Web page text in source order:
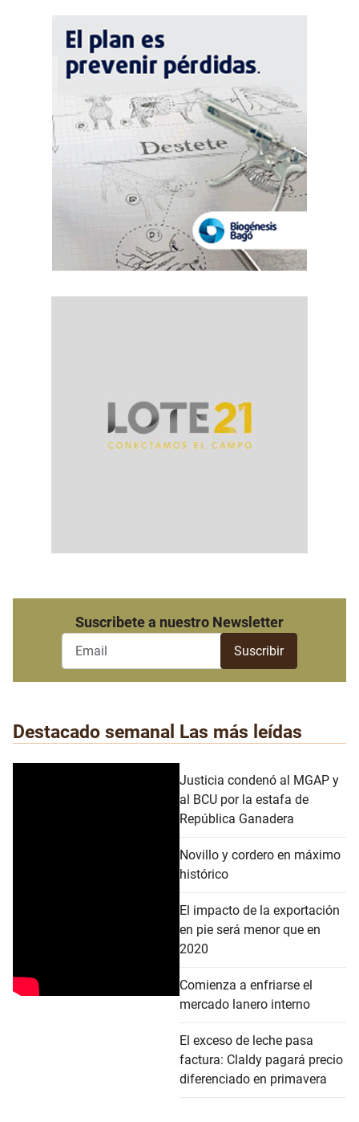
Suscribete a nuestro Newsletter
Destacado semanal Las más leídas
Justicia condenó al MGAP y
al BCU por la estafa de
República Ganadera
Novillo y cordero en máximo
histórico
El impacto de la exportación
en pie será menor que en
2020
Comienza a enfriarse el
mercado lanero interno
El exceso de leche pasa
factura: Claldy pagará precio
diferenciado en primavera